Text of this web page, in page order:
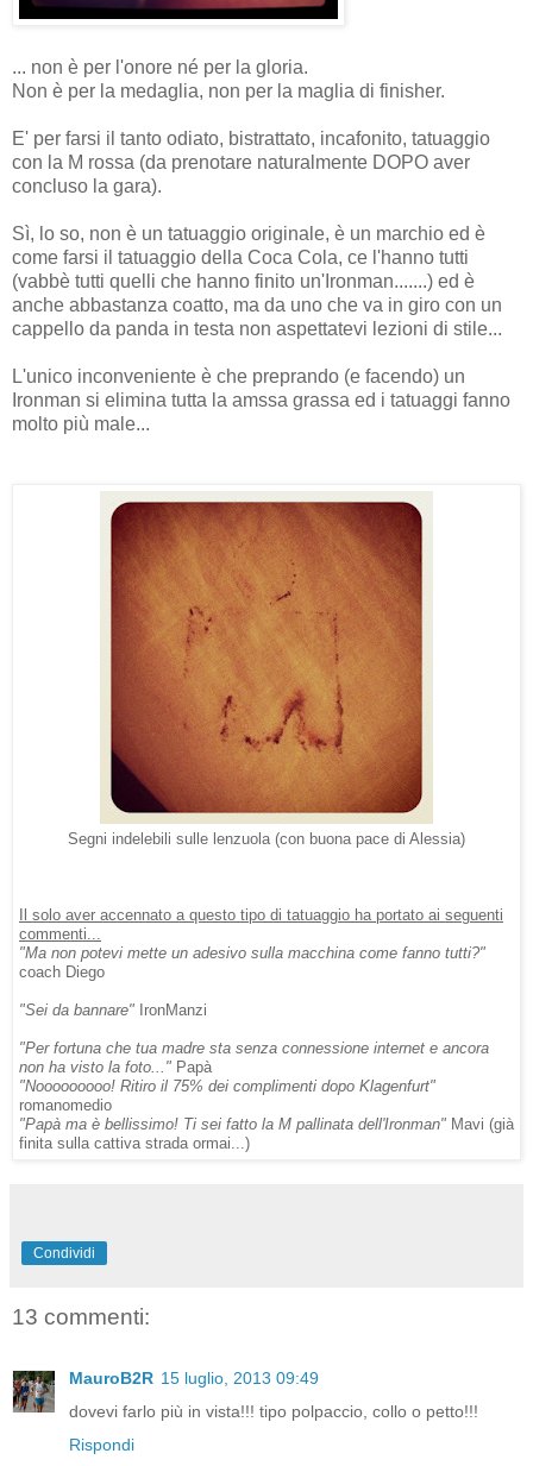
... non è per l'onore né per la gloria.
Non è per la medaglia, non per la maglia di finisher.
E' per farsi il tanto odiato, bistrattato, incafonito, tatuaggio
con la M rossa (da prenotare naturalmente DOPO aver
concluso la gara).
Sì, lo so, non è un tatuaggio originale, è un marchio ed è
come farsi il tatuaggio della Coca Cola, ce l'hanno tutti
(vabbè tutti quelli che hanno finito un'Ironman.......) ed è
anche abbastanza coatto, ma da uno che va in giro con un
cappello da panda in testa non aspettatevi lezioni di stile...
L'unico inconveniente è che preprando (e facendo) un
Ironman si elimina tutta la amssa grassa ed i tatuaggi fanno
molto più male...
Segni indelebili sulle lenzuola (con buona pace di Alessia)
Il solo aver accennato a questo tipo di tatuaggio ha portato ai seguenti
commenti...
"Ma non potevi mette un adesivo sulla macchina come fanno tutti?"
coach Diego
"Sei da bannare" IronManzi
"Per fortuna che tua madre sta senza connessione internet e ancora
non ha visto la foto..." Papà
"Nooooooooo! Ritiro il 75% dei complimenti dopo Klagenfurt"
romanomedio
"Papà ma è bellissimo! Ti sei fatto la M pallinata dell'Ironman" Mavi (già
finita sulla cattiva strada ormai...)
Condividi
13 commenti:
MauroB2R 15 luglio, 2013 09:49
dovevi farlo più in vista!!! tipo polpaccio, collo o petto!!!
Rispondi